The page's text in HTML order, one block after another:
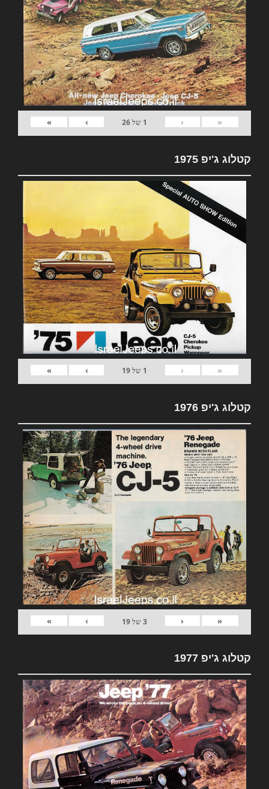
«
‹
1 של26
›
»
קטלוג ג'יפ 1975
«
‹
1 של19
›
»
קטלוג ג'יפ 1976
«
‹
3של19
›
»
קטלוג ג'יפ 1977